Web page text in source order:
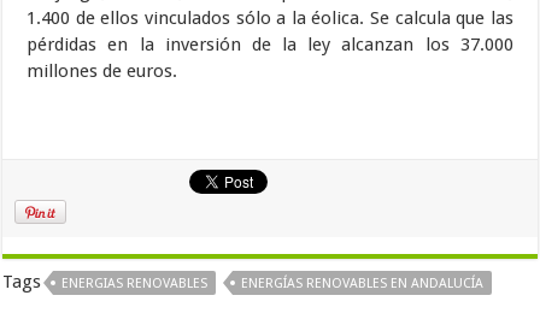
1.400 de ellos vinculados sólo a la éolica. Se calcula que las
pérdidas en la inversión de la ley alcanzan los 37.000
millones de euros.
Tags ENERGIAS RENOVABLES ENERGÍAS RENOVABLES EN ANDALUCÍA